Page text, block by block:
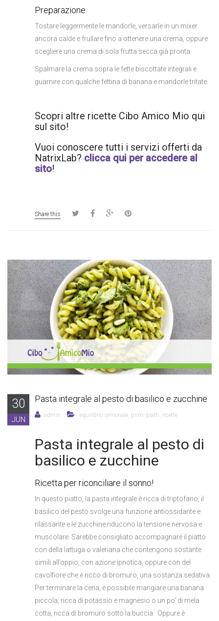
Preparazione
Tostare leggermente le mandorle, versarle in un mixer
ancora calde e frullare fino a ottenere una crema, oppure
scegliere una crema di sola frutta secca già pronta.
Spalmare la crema sopra le fette biscottate integrali e
guarnire con qualche fettina di banana e mandorle tritate.
Scopri altre ricette Cibo Amico Mio qui
sul sito!
Vuoi conoscere tutti i servizi offerti da
NatrixLab? clicca qui per accedere al
sito!
Share this
30
JUN
Pasta integrale al pesto di basilico e zucchine
admin equilibrio ormonale primi piatti ricette
Pasta integrale al pesto di
basilico e zucchine
Ricetta per riconciliare il sonno!
In questo piatto, la pasta integrale è ricca di triptofano, il
basilico del pesto svolge una funzione antiossidante e
rilassante e le zucchine riducono la tensione nervosa e
muscolare. Sarebbe consigliato accompagnare il piatto
con della lattuga o valeriana che contengono sostante
simili all’oppio, con azione ipnotica, oppure con del
cavolfiore che è ricco di bromuro, una sostanza sedativa.
Per terminare la cena, è possibile mangiare una banana
piccola, ricca di potassio e magnesio o un po’ di mela
cotta, ricca di bromuro sotto la buccia. Oppure è